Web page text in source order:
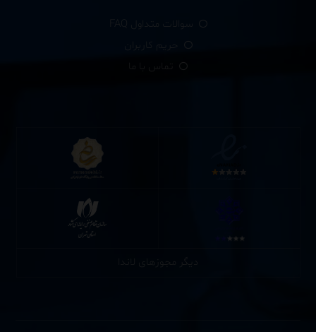
سوالات متداول FAQ
حریم کاربران
دیگر مجوزهای لاندا